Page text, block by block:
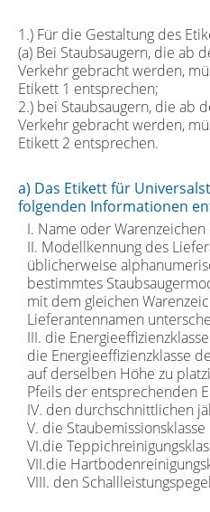
1.) Für die Gestaltung des
(a) Bei Staubsaugern, die ab
Verkehr gebracht werden,
Etikett 1 entsprechen;
2.) bei Staubsaugern, die ab
Verkehr gebracht werden,
Etikett 2 entsprechen.
a) Das Etikett für
folgenden Informationen
I. Name oder
II. Modellkennung des
üblicherweise
bestimmtes
mit dem gleichen
Lieferantennamen
III. die
die Energieeffizienzklasse
auf derselben Höhe zu
Pfeils der entsprechenden
IV. den durchschnittlichen
V. die Staubemissionsklasse
VI.die
VII.die
VIII. den Schallleistungspegel